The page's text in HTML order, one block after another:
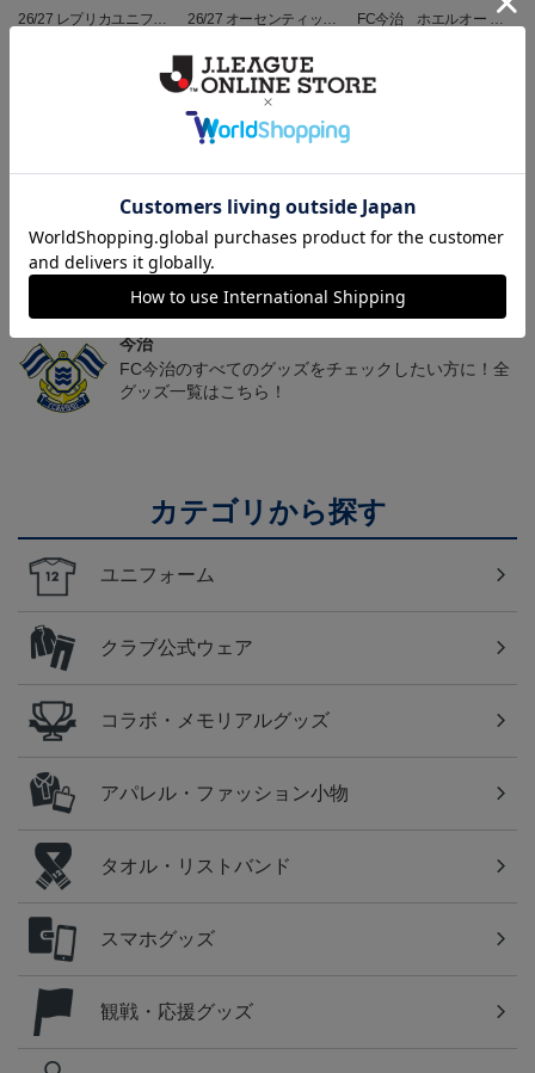
26/27 レプリカユニフォ
26/27 オーセンティック
会員特典
FC今治 ホエルオー タ
今治
里山スタジアムプロジェクトや関連グッズをチェッ
ク！
今治
FC今治のすべてのグッズをチェックしたい方に！全
グッズ一覧はこちら！
カテゴリから探す
ユニフォーム
クラブ公式ウェア
コラボ・メモリアルグッズ
アパレル・ファッション小物
タオル・リストバンド
スマホグッズ
観戦・応援グッズ